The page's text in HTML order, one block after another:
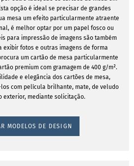
opção é ideal se precisar de grandes
mesa um efeito particularmente atraente
é melhor optar por um papel fosco ou
para impressão de imagens são também
exibir fotos e outras imagens de forma
um cartão de mesa particularmente
premium com gramagem de 400 g/m².
e elegância dos cartões de mesa,
com película brilhante, mate, de veludo
exterior, mediante solicitação.
MODELOS DE DESIGN